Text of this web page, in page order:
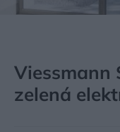
Viessmann
zelená